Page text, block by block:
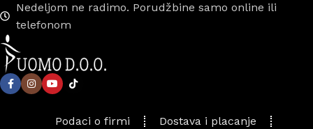
Nedeljom ne radimo. Porudžbine samo online ili
telefonom
Podaci o firmi Dostava i placanje